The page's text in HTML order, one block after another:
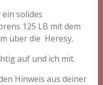
ein solides
125 LB mit dem
über die Heresy.
auf und ich mit.
Hinweis aus deiner